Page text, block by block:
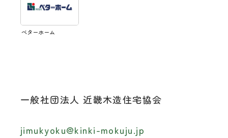
ベターホーム
一般社団法人 近畿木造住宅協会
jimukyoku@kinki-mokuju.jp